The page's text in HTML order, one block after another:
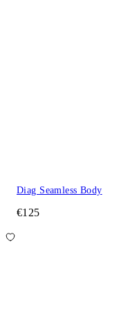
Diag Seamless Body
€125